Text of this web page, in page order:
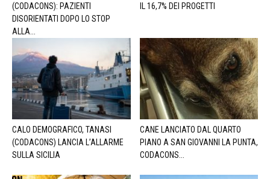
(CODACONS): PAZIENTI
DISORIENTATI DOPO LO STOP
ALLA...
IL 16,7% DEI PROGETTI
CALO DEMOGRAFICO, TANASI
(CODACONS) LANCIA L’ALLARME
SULLA SICILIA
CANE LANCIATO DAL QUARTO
PIANO A SAN GIOVANNI LA PUNTA,
CODACONS...